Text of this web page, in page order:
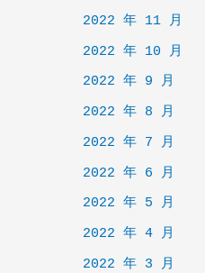
2022 年 11 月
2022 年 10 月
2022 年 9 月
2022 年 8 月
2022 年 7 月
2022 年 6 月
2022 年 5 月
2022 年 4 月
2022 年 3 月